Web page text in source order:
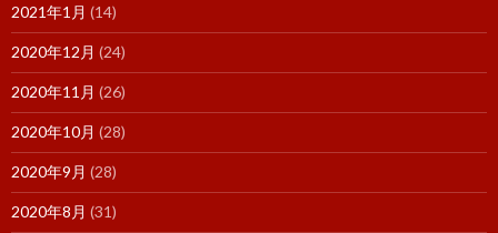
2021年1月 (14)
2020年12月 (24)
2020年11月 (26)
2020年10月 (28)
2020年9月 (28)
2020年8月 (31)